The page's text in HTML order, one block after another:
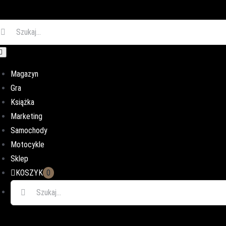
Magazyn
Gra
Książka
Marketing
Samochody
Motocykle
Sklep
KOSZYK 0